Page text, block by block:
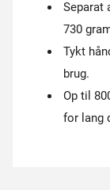
Separat
730
Tykt
brug.
Op til
for lang